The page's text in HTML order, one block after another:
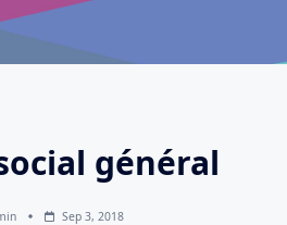
général
Sep 3, 2018